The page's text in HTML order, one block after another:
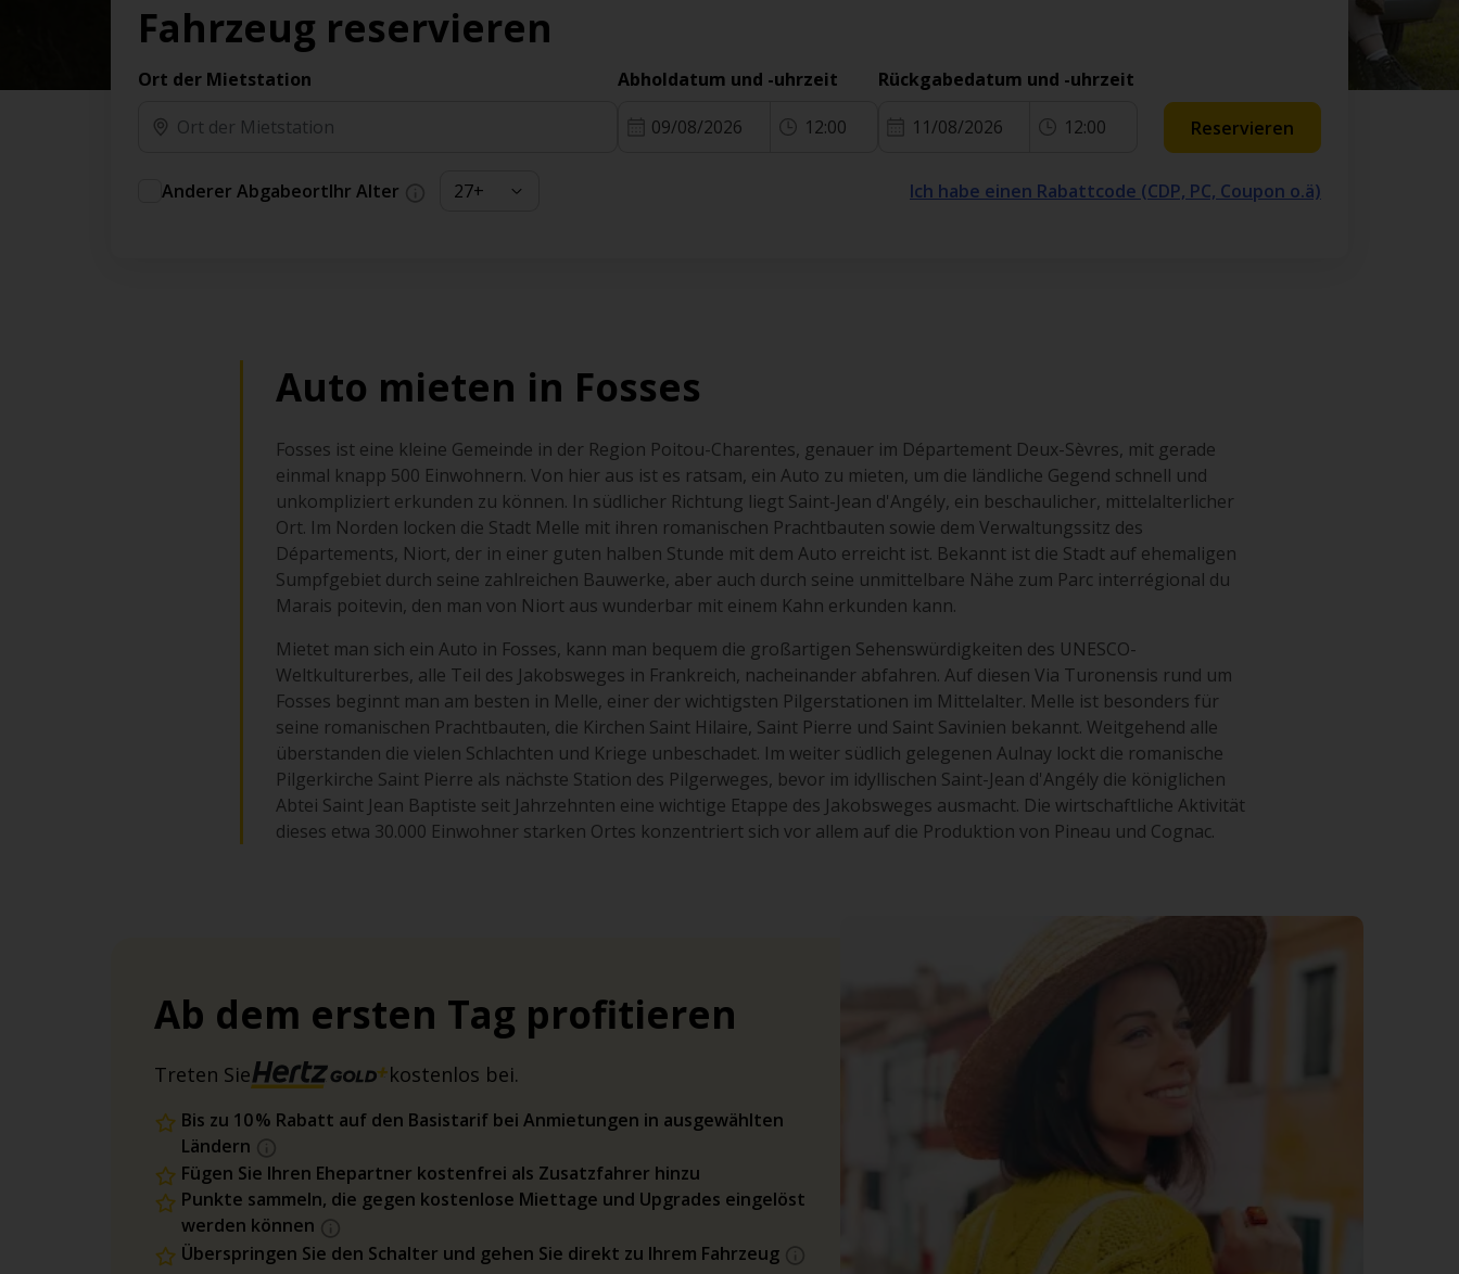
Vorteilen und Prämien an.
Sie können direkt zu Ihrem Auto gehen, ohne
An ausgewählten Standorten erhältlich.
Fahrzeug reservieren
Ort der Mietstation Abholdatum und -uhrzeit
09/08/2026 12:00
Rückgabedatum und -uhrzeit
11/08/2026 12:00 Reservieren
Anderer AbgabeortIhr Alter Ich habe einen Rabattcode (CDP, PC, Coupon o.ä)
Auto mieten in Fosses
Fosses ist eine kleine Gemeinde in der Region Poitou-Charentes, genauer im Département Deux-Sèvres, mit gerade
einmal knapp 500 Einwohnern. Von hier aus ist es ratsam, ein Auto zu mieten, um die ländliche Gegend schnell und
unkompliziert erkunden zu können. In südlicher Richtung liegt Saint-Jean d'Angély, ein beschaulicher, mittelalterlicher
Ort. Im Norden locken die Stadt Melle mit ihren romanischen Prachtbauten sowie dem Verwaltungssitz des
Départements, Niort, der in einer guten halben Stunde mit dem Auto erreicht ist. Bekannt ist die Stadt auf ehemaligen
Sumpfgebiet durch seine zahlreichen Bauwerke, aber auch durch seine unmittelbare Nähe zum Parc interrégional du
Marais poitevin, den man von Niort aus wunderbar mit einem Kahn erkunden kann.
Mietet man sich ein Auto in Fosses, kann man bequem die großartigen Sehenswürdigkeiten des UNESCO-
Weltkulturerbes, alle Teil des Jakobsweges in Frankreich, nacheinander abfahren. Auf diesen Via Turonensis rund um
Fosses beginnt man am besten in Melle, einer der wichtigsten Pilgerstationen im Mittelalter. Melle ist besonders für
seine romanischen Prachtbauten, die Kirchen Saint Hilaire, Saint Pierre und Saint Savinien bekannt. Weitgehend alle
überstanden die vielen Schlachten und Kriege unbeschadet. Im weiter südlich gelegenen Aulnay lockt die romanische
Pilgerkirche Saint Pierre als nächste Station des Pilgerweges, bevor im idyllischen Saint-Jean d'Angély die königlichen
Abtei Saint Jean Baptiste seit Jahrzehnten eine wichtige Etappe des Jakobsweges ausmacht. Die wirtschaftliche Aktivität
dieses etwa 30.000 Einwohner starken Ortes konzentriert sich vor allem auf die Produktion von Pineau und Cognac.
Ab dem ersten Tag profitieren
Treten Sie kostenlos bei.
Bis zu 10 % Rabatt auf den Basistarif bei Anmietungen in ausgewählten
Ländern
Fügen Sie Ihren Ehepartner kostenfrei als Zusatzfahrer hinzu
Punkte sammeln, die gegen kostenlose Miettage und Upgrades eingelöst
werden können
Überspringen Sie den Schalter und gehen Sie direkt zu Ihrem Fahrzeug